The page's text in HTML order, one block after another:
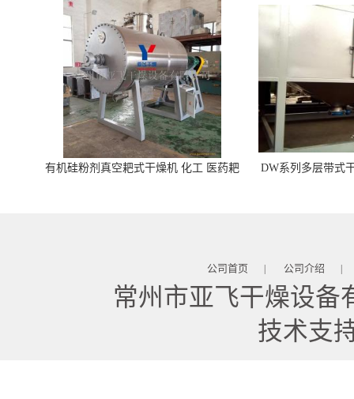
有机硅粉剂真空耙式干燥机 化工 医药耙
DW系列多层带式
公司首页 | 公司介绍 |
常州市亚飞干燥设备
技术支